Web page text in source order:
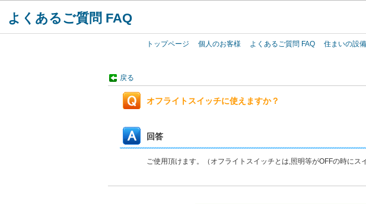
よくあるご質問 FAQ
トップページ 個人のお客様 よくあるご質問 FAQ 住まいの設備
戻る
オフライトスイッチに使えますか？
回答
ご使用頂けます。（オフライトスイッチとは,照明等がOFFの時にス